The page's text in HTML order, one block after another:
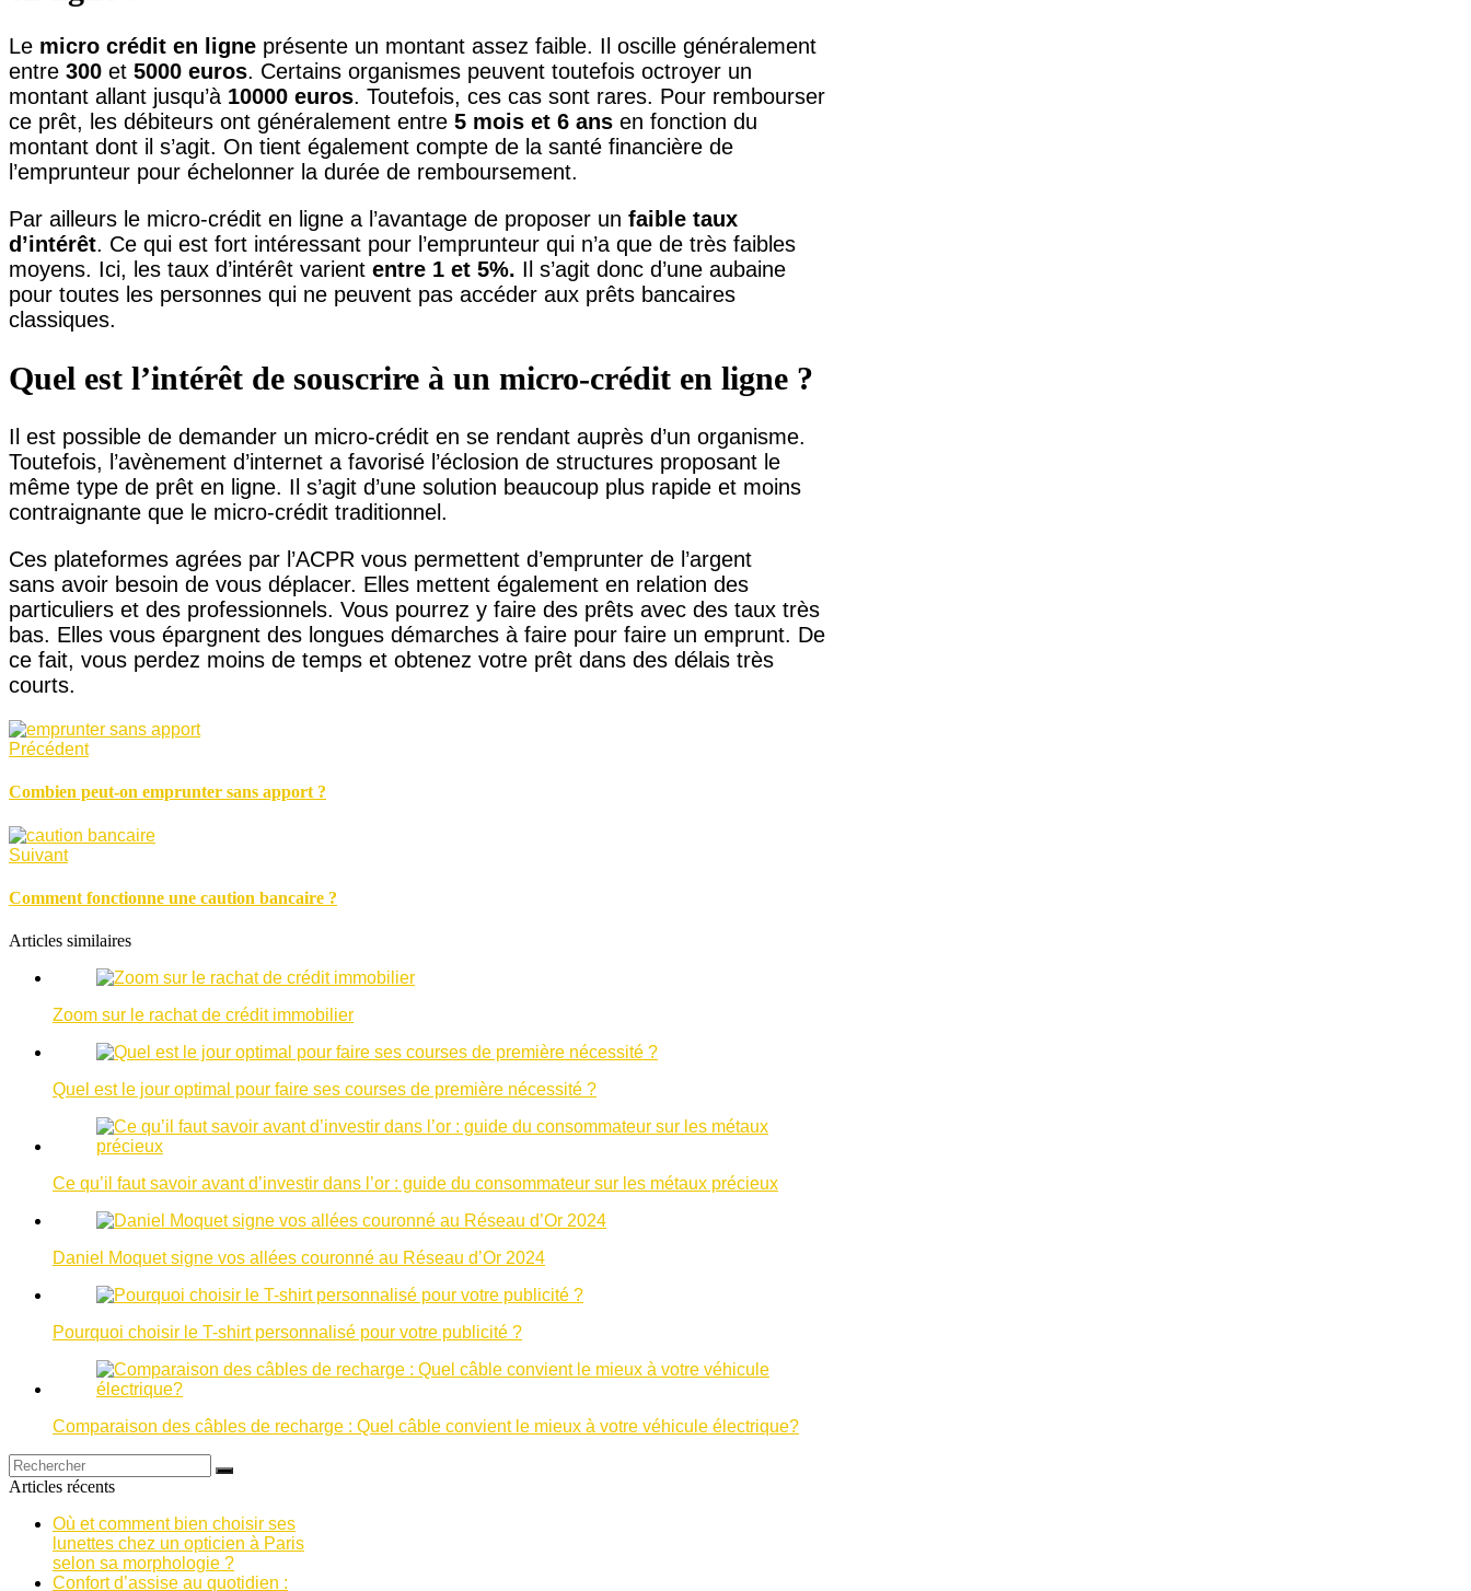
Le micro crédit en ligne présente un montant assez faible. Il oscille généralement
entre 300 et 5000 euros. Certains organismes peuvent toutefois octroyer un
montant allant jusqu’à 10000 euros. Toutefois, ces cas sont rares. Pour rembourser
ce prêt, les débiteurs ont généralement entre 5 mois et 6 ans en fonction du
montant dont il s’agit. On tient également compte de la santé financière de
l’emprunteur pour échelonner la durée de remboursement.
Par ailleurs le micro-crédit en ligne a l’avantage de proposer un faible taux
d’intérêt. Ce qui est fort intéressant pour l’emprunteur qui n’a que de très faibles
moyens. Ici, les taux d’intérêt varient entre 1 et 5%. Il s’agit donc d’une aubaine
pour toutes les personnes qui ne peuvent pas accéder aux prêts bancaires
classiques.
Quel est l’intérêt de souscrire à un micro-crédit en ligne ?
Il est possible de demander un micro-crédit en se rendant auprès d’un organisme.
Toutefois, l’avènement d’internet a favorisé l’éclosion de structures proposant le
même type de prêt en ligne. Il s’agit d’une solution beaucoup plus rapide et moins
contraignante que le micro-crédit traditionnel.
Ces plateformes agrées par l’ACPR vous permettent d’emprunter de l’argent
sans avoir besoin de vous déplacer. Elles mettent également en relation des
particuliers et des professionnels. Vous pourrez y faire des prêts avec des taux très
bas. Elles vous épargnent des longues démarches à faire pour faire un emprunt. De
ce fait, vous perdez moins de temps et obtenez votre prêt dans des délais très
courts.
Précédent
Combien peut-on emprunter sans apport ?
Suivant
Comment fonctionne une caution bancaire ?
Articles similaires
Zoom sur le rachat de crédit immobilier
Quel est le jour optimal pour faire ses courses de première nécessité ?
Ce qu’il faut savoir avant d’investir dans l’or : guide du consommateur sur les métaux précieux
Daniel Moquet signe vos allées couronné au Réseau d’Or 2024
Pourquoi choisir le T-shirt personnalisé pour votre publicité ?
Comparaison des câbles de recharge : Quel câble convient le mieux à votre véhicule électrique?
Articles récents
Où et comment bien choisir ses
lunettes chez un opticien à Paris
selon sa morphologie ?
Confort d’assise au quotidien :